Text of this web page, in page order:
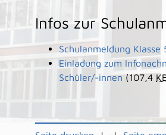
Infos zur
Schulanmeldung Klasse
Einladung zum
Schüler/-innen(107,4